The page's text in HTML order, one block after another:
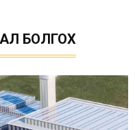
БОЛГОХ